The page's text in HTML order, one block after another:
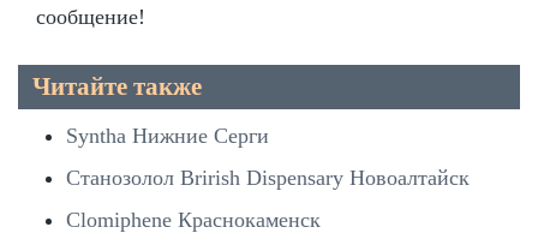
сообщение!
Читайте также
Syntha Нижние Серги
Станозолол Brirish Dispensary Новоалтайск
Clomiphene Краснокаменск